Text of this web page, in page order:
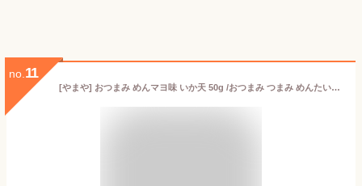
no. 11
[やまや] おつまみ めんマヨ味 いか天 50g /おつまみ つまみ めんたいこ 明太子 福岡県 お土産 おやつ 袋入り やまや イカ天 いか天 めんたいマヨネーズ 博多の味 福岡土産